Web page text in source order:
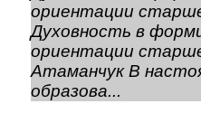
ориентации
Духовность в
ориентации
Атаманчук В
образова...